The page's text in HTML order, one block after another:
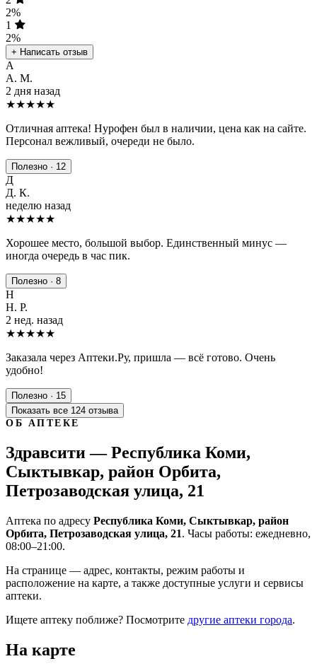
2%
1
2%
+ Написать отзыв
А
А. М.
2 дня назад
★★★★★
Отличная аптека! Нурофен был в наличии, цена как на сайте.
Персонал вежливый, очереди не было.
Полезно · 12
Д
Д. К.
неделю назад
★★★★★
Хорошее место, большой выбор. Единственный минус —
иногда очередь в час пик.
Полезно · 8
Н
Н. Р.
2 нед. назад
★★★★★
Заказала через Аптеки.Ру, пришла — всё готово. Очень
удобно!
Полезно · 15
Показать все 124 отзыва
ОБ АПТЕКЕ
Здравсити — Республика Коми,
Сыктывкар, район Орбита,
Петрозаводская улица, 21
Аптека по адресу Республика Коми, Сыктывкар, район
Орбита, Петрозаводская улица, 21. Часы работы: ежедневно,
08:00–21:00.
На странице — адрес, контакты, режим работы и
расположение на карте, а также доступные услуги и сервисы
аптеки.
Ищете аптеку поближе? Посмотрите другие аптеки города.
На карте